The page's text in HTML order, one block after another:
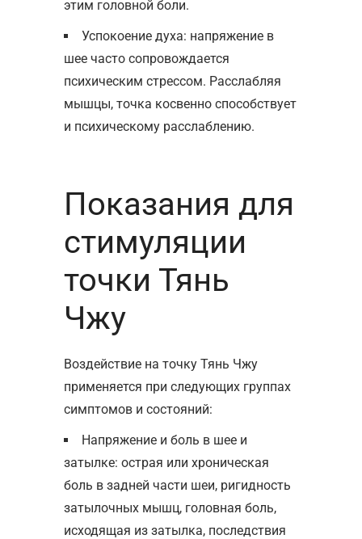
этим головной боли.
Успокоение духа: напряжение в
шее часто сопровождается
психическим стрессом. Расслабляя
мышцы, точка косвенно способствует
и психическому расслаблению.
Показания для
стимуляции
точки Тянь
Чжу
Воздействие на точку Тянь Чжу
применяется при следующих группах
симптомов и состояний:
Напряжение и боль в шее и
затылке: острая или хроническая
боль в задней части шеи, ригидность
затылочных мышц, головная боль,
исходящая из затылка, последствия